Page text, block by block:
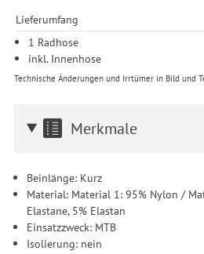
Drittanbieter erteilen und jederzeit
Lieferumfang
1 Radhose
inkl. Innenhose
Technische Änderungen und Irrtümer in Bild und
Merkmale
Beinlänge: Kurz
Material: Material 1: 95% Nylon /
Elastane, 5% Elastan
Einsatzzweck: MTB
Isolierung: nein